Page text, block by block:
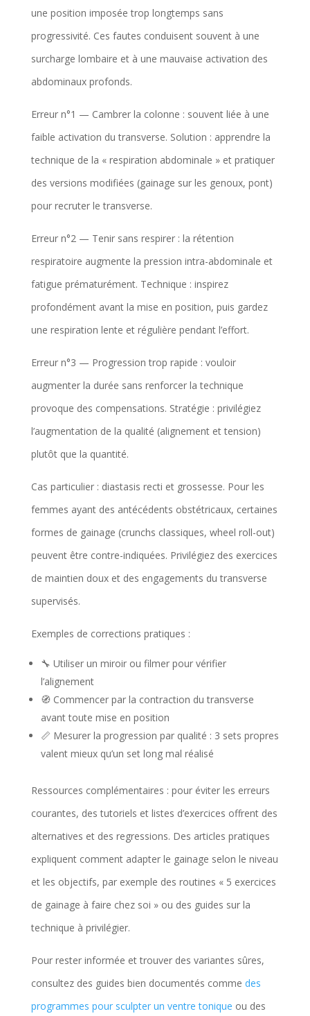
une position imposée trop longtemps sans
progressivité. Ces fautes conduisent souvent à une
surcharge lombaire et à une mauvaise activation des
abdominaux profonds.
Erreur n°1 — Cambrer la colonne : souvent liée à une
faible activation du transverse. Solution : apprendre la
technique de la « respiration abdominale » et pratiquer
des versions modifiées (gainage sur les genoux, pont)
pour recruter le transverse.
Erreur n°2 — Tenir sans respirer : la rétention
respiratoire augmente la pression intra-abdominale et
fatigue prématurément. Technique : inspirez
profondément avant la mise en position, puis gardez
une respiration lente et régulière pendant l’effort.
Erreur n°3 — Progression trop rapide : vouloir
augmenter la durée sans renforcer la technique
provoque des compensations. Stratégie : privilégiez
l’augmentation de la qualité (alignement et tension)
plutôt que la quantité.
Cas particulier : diastasis recti et grossesse. Pour les
femmes ayant des antécédents obstétricaux, certaines
formes de gainage (crunchs classiques, wheel roll-out)
peuvent être contre-indiquées. Privilégiez des exercices
de maintien doux et des engagements du transverse
supervisés.
Exemples de corrections pratiques :
🔧 Utiliser un miroir ou filmer pour vérifier
l’alignement
🧭 Commencer par la contraction du transverse
avant toute mise en position
📏 Mesurer la progression par qualité : 3 sets propres
valent mieux qu’un set long mal réalisé
Ressources complémentaires : pour éviter les erreurs
courantes, des tutoriels et listes d’exercices offrent des
alternatives et des regressions. Des articles pratiques
expliquent comment adapter le gainage selon le niveau
et les objectifs, par exemple des routines « 5 exercices
de gainage à faire chez soi » ou des guides sur la
technique à privilégier.
Pour rester informée et trouver des variantes sûres,
consultez des guides bien documentés comme des
programmes pour sculpter un ventre tonique ou des